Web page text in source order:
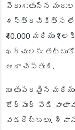
పెరుగుతున్న
శస్త్రచికిత్స
₹40,000 మరియు
ఖర్చులను
ఆదా చేస్తుంది.
ఋతుపరమైన
జోధ్‌పూర్ పొడి
వడదెబ్బలు,